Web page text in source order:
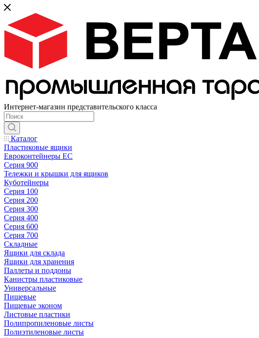
Интернет-магазин представительского класса
Каталог
Пластиковые ящики
Евроконтейнеры ЕС
Серия 900
Тележки и крышки для ящиков
Куботейнеры
Серия 100
Серия 200
Серия 300
Серия 400
Серия 600
Серия 700
Складные
Ящики для склада
Ящики для хранения
Паллеты и поддоны
Канистры пластиковые
Универсальные
Пищевые
Пищевые эконом
Листовые пластики
Полипропиленовые листы
Полиэтиленовые листы